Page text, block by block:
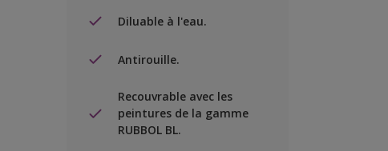
Diluable à l'eau.
Antirouille.
Recouvrable avec les
peintures de la gamme
RUBBOL BL.